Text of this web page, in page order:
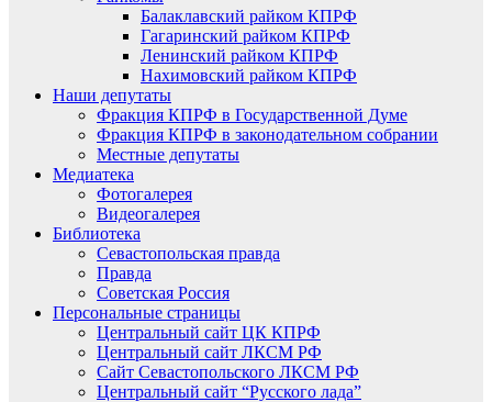
Балаклавский райком КПРФ
Гагаринский райком КПРФ
Ленинский райком КПРФ
Нахимовский райком КПРФ
Наши депутаты
Фракция КПРФ в Государственной Думе
Фракция КПРФ в законодательном собрании
Местные депутаты
Медиатека
Фотогалерея
Видеогалерея
Библиотека
Севастопольская правда
Правда
Советская Россия
Персональные страницы
Центральный сайт ЦК КПРФ
Центральный сайт ЛКСМ РФ
Сайт Севастопольского ЛКСМ РФ
Центральный сайт “Русского лада”